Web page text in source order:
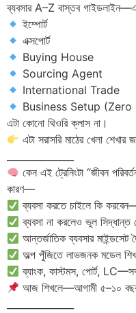
ব্যবসার A–Z বাস্তব
ইম্পোর্ট
এক্সপোর্ট
Buying House
Sourcing Agent
International Trade
Business Setup
এটা কোনো থিওরি ক্লাস না।
এটা সরাসরি মাঠের খেলা শেখার
কেন এই ট্রেনিংটা “জীবন
কারণ—
ব্যবসা করতে চাইলে কি
ব্যবসা না করলেও ভুল সিদ্ধান্ত
আন্তর্জাতিক ব্যবসার মাইন্ডসেট
অল্প পুঁজিতে লাভজনক মডেল
ব্যাংক, কাস্টমস, পোর্ট,
আজ শিখলে—আগামী ৫–১০